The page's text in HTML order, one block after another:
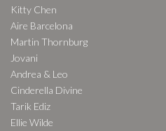
Kitty Chen
Aire Barcelona
Martin Thornburg
Jovani
Andrea & Leo
Cinderella Divine
Tarik Ediz
Ellie Wilde